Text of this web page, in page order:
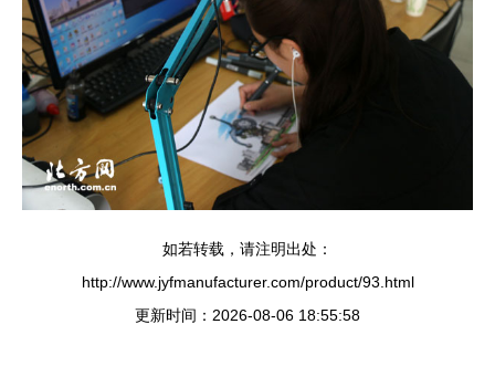
如若转载，请注明出处：
http://www.jyfmanufacturer.com/product/93.html
更新时间：2026-08-06 18:55:58